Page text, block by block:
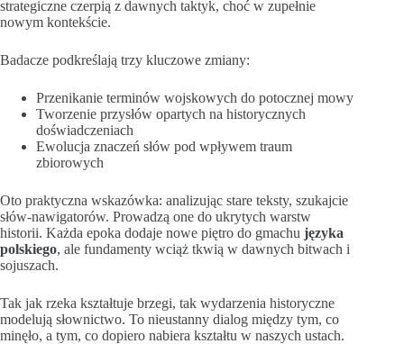
strategiczne czerpią z dawnych taktyk, choć w zupełnie
nowym kontekście.
Badacze podkreślają trzy kluczowe zmiany:
Przenikanie terminów wojskowych do potocznej mowy
Tworzenie przysłów opartych na historycznych
doświadczeniach
Ewolucja znaczeń słów pod wpływem traum
zbiorowych
Oto praktyczna wskazówka: analizując stare teksty, szukajcie
słów-nawigatorów. Prowadzą one do ukrytych warstw
historii. Każda epoka dodaje nowe piętro do gmachu języka
polskiego, ale fundamenty wciąż tkwią w dawnych bitwach i
sojuszach.
Tak jak rzeka kształtuje brzegi, tak wydarzenia historyczne
modelują słownictwo. To nieustanny dialog między tym, co
minęło, a tym, co dopiero nabiera kształtu w naszych ustach.